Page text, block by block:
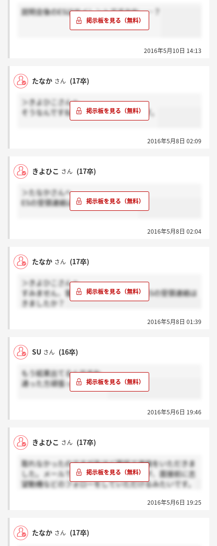
説明会後のESはサイレントですかね……？
2016年5月10日 14:13
たなか さん (17卒)
＞きよひこさんへ
そうなんですね、ありがとうございます。
2016年5月8日 02:09
きよひこ さん (17卒)
＞たなかさんへ
ESの受領連絡は特になかったです。
2016年5月8日 02:04
たなか さん (17卒)
＞きよひこさんへ
すみません、電話の前にメールなどでESの受領連絡は
きましたか？
2016年5月8日 01:39
SU さん (16卒)
もう結果出てるんですね
通った方頑張って下さい！
2016年5月6日 19:46
きよひこ さん (17卒)
取れなかったのですが先ほど電話で連絡をいただきま
した。メールで詳細送られてきましたが、面接前に志
望動機などのフォローをしていただけるみたいです。
2016年5月6日 19:25
たなか さん (17卒)